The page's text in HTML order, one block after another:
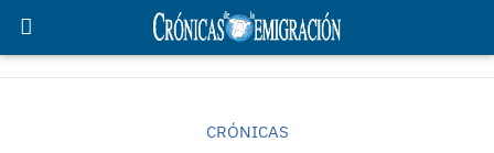
CRÓNICAS